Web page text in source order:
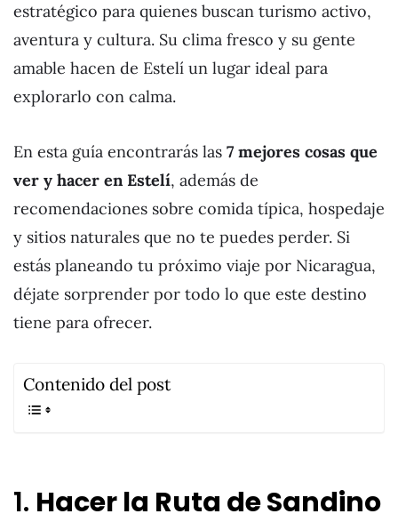
estratégico para quienes buscan turismo activo,
aventura y cultura. Su clima fresco y su gente
amable hacen de Estelí un lugar ideal para
explorarlo con calma.
En esta guía encontrarás las 7 mejores cosas que
ver y hacer en Estelí, además de
recomendaciones sobre comida típica, hospedaje
y sitios naturales que no te puedes perder. Si
estás planeando tu próximo viaje por Nicaragua,
déjate sorprender por todo lo que este destino
tiene para ofrecer.
Contenido del post
1. Hacer la Ruta de Sandino